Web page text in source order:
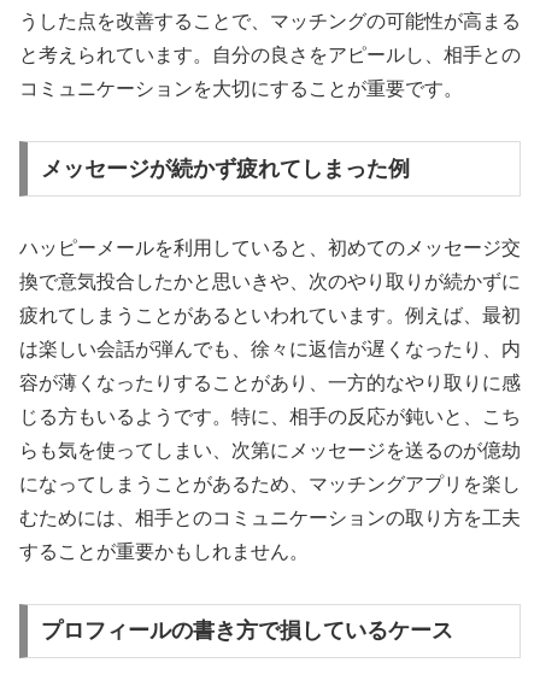
うした点を改善することで、マッチングの可能性が高まる
と考えられています。自分の良さをアピールし、相手との
コミュニケーションを大切にすることが重要です。
メッセージが続かず疲れてしまった例
ハッピーメールを利用していると、初めてのメッセージ交
換で意気投合したかと思いきや、次のやり取りが続かずに
疲れてしまうことがあるといわれています。例えば、最初
は楽しい会話が弾んでも、徐々に返信が遅くなったり、内
容が薄くなったりすることがあり、一方的なやり取りに感
じる方もいるようです。特に、相手の反応が鈍いと、こち
らも気を使ってしまい、次第にメッセージを送るのが億劫
になってしまうことがあるため、マッチングアプリを楽し
むためには、相手とのコミュニケーションの取り方を工夫
することが重要かもしれません。
プロフィールの書き方で損しているケース